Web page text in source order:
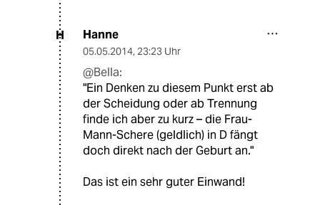
H Hanne
05.05.2014, 23:23 Uhr
@Bella:
"Ein Denken zu diesem Punkt erst ab
der Scheidung oder ab Trennung
finde ich aber zu kurz – die Frau-
Mann-Schere (geldlich) in D fängt
doch direkt nach der Geburt an."
Das ist ein sehr guter Einwand!